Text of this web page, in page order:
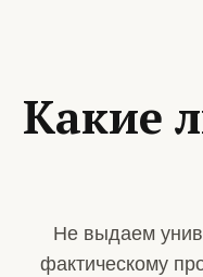
Какие
Не выдаем
фактическому